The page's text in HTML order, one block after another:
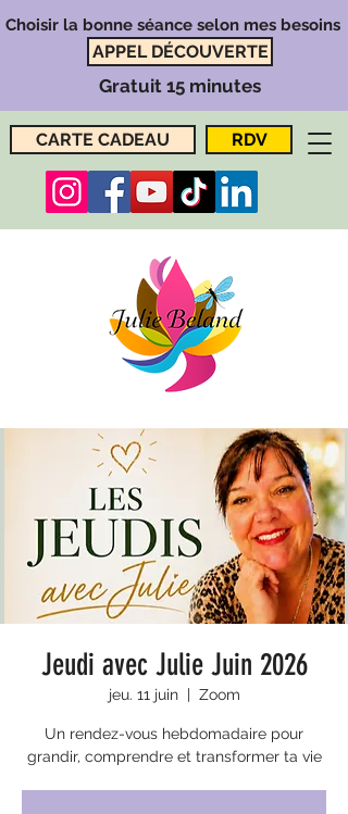
CARTE CADEAU RDV
Choisir la bonne séance selon mes besoins
APPEL DÉCOUVERTE
Gratuit 15 minutes
Jeudi avec Julie Juin 2026
jeu. 11 juin
  |
Zoom
Un rendez-vous hebdomadaire pour
grandir, comprendre et transformer ta vie